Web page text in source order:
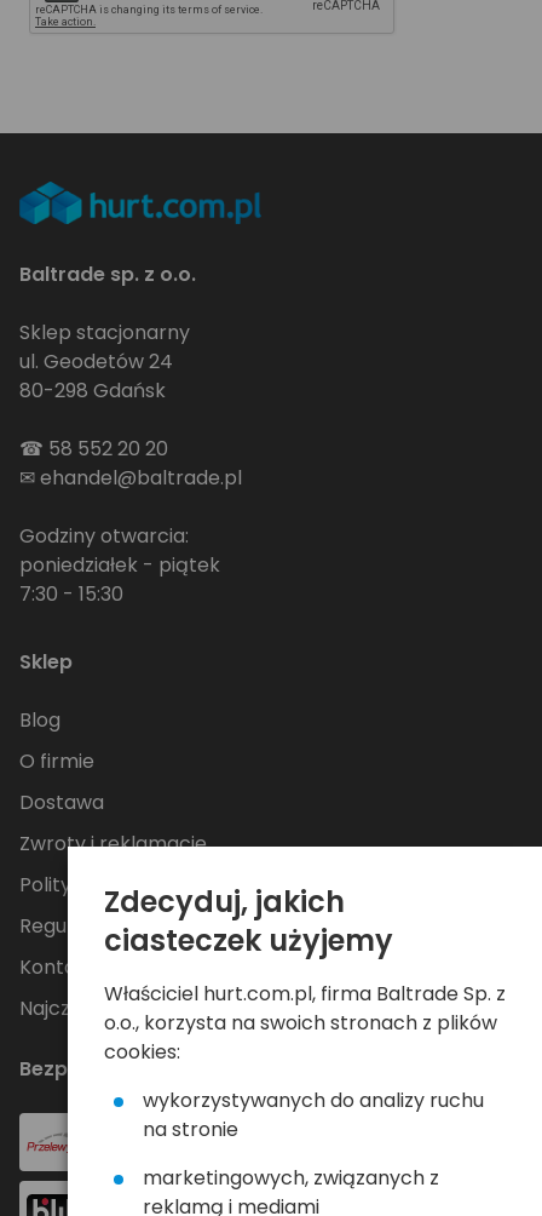
Baltrade sp. z o.o.
Sklep stacjonarny
ul. Geodetów 24
80-298 Gdańsk
☎ 58 552 20 20
✉ehandel@baltrade.pl
Godziny otwarcia:
poniedziałek - piątek
7:30 - 15:30
Sklep
Blog
O firmie
Dostawa
Zwroty i reklamacje
Polityka Prywatności
Regulamin
Kontakt
Najczęściej zadawane pytania
Bezpieczne płatności
Zdecyduj, jakich
ciasteczek użyjemy
Właściciel hurt.com.pl, firma Baltrade Sp. z
o.o., korzysta na swoich stronach z plików
cookies:
wykorzystywanych do analizy ruchu
na stronie
marketingowych, związanych z
reklamą i mediami